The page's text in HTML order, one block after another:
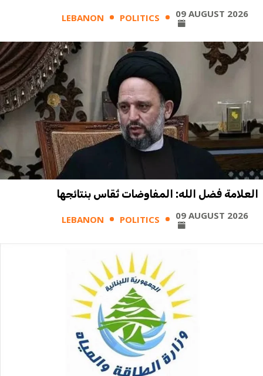
LEBANON POLITICS 09 AUGUST 2026
العلامة فضل الله: المفاوضات تُقاس بنتائجها
LEBANON POLITICS 09 AUGUST 2026